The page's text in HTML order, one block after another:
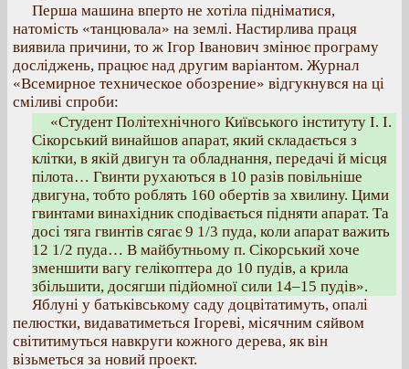
Перша машина вперто не хотіла підніматися,
натомість «танцювала» на землі. Настирлива праця
виявила причини, то ж Ігор Іванович змінює програму
досліджень, працює над другим варіантом. Журнал
«Всемирное техническое обозрение» відгукнувся на ці
сміливі спроби:
«Студент Політехнічного Київського інституту І. І.
Сікорський винайшов апарат, який складається з
клітки, в якій двигун та обладнання, передачі й місця
пілота… Гвинти рухаються в 10 разів повільніше
двигуна, тобто роблять 160 обертів за хвилину. Цими
гвинтами винахідник сподівається підняти апарат. Та
досі тяга гвинтів сягає 9 1/3 пуда, коли апарат важить
12 1/2 пуда… В майбутньому п. Сікорський хоче
зменшити вагу гелікоптера до 10 пудів, а крила
збільшити, досягши підйомної сили 14–15 пудів».
Яблуні у батьківському саду доцвітатимуть, опалі
пелюстки, видаватиметься Ігореві, місячним сяйвом
світитимуться навкруги кожного дерева, як він
візьметься за новий проект.